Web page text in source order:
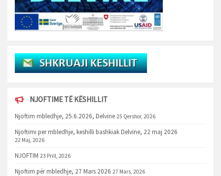
NJOFTIME TË KËSHILLIT
Njoftim mbledhje, 25.6.2026, Delvine 25 Qershor, 2026
Njoftimi per mbledhje, keshilli bashkiak Delvine, 22 maj 2026
22 Maj, 2026
NJOFTIM 23 Prill, 2026
Njoftim për mbledhje, 27 Mars 2026 27 Mars, 2026